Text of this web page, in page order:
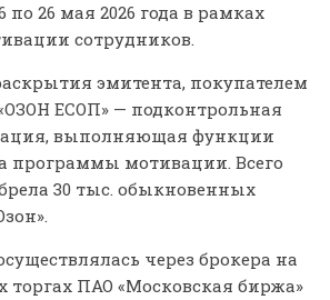
по 26 мая 2026 года в рамках
сотрудников.
эмитента, покупателем
ЕСОП» — подконтрольная
выполняющая функции
программы мотивации. Всего
30 тыс. обыкновенных
через брокера на
торгах ПАО «Московская биржа»